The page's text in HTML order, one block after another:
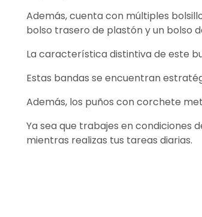
Además, cuenta con múltiples
bolso trasero de plastón y un bolso
La característica distintiva de este
Estas bandas se encuentran
Además, los puños con corchete
Ya sea que trabajes en condiciones
mientras realizas tus tareas diarias.